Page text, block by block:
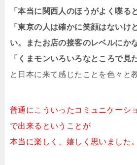
「本当に関西人のほうがよく喋る
「東京の人は確かに笑顔はないけ
い。またお店の接客のレベルにか
「くまモンいろいろなところで見
と日本に来て感じたことを色々と
普通にこういったコミュニケーシ
で出来るということが
本当に楽しく、嬉しく思いました。